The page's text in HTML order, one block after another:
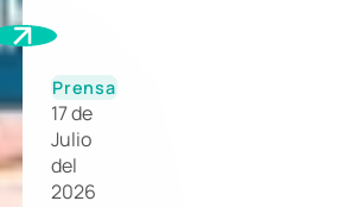
Prensa
17 de
Julio
del
2026